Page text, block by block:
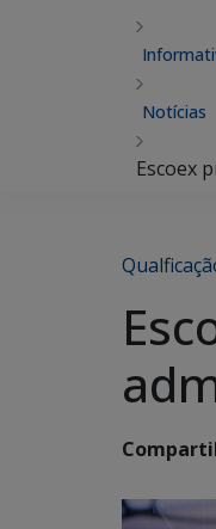
Notícias
Escoex